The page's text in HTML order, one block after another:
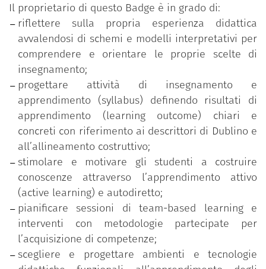
Il percorso si snoda in ambienti flipped e si sviluppa
in forma modulare attraverso seminari, lezioni e
workshop condotti in co-teaching da docenti
esperti.
Le tematiche affrontate riguardano:
Progettazione della didattica;
Costruzione di un syllabus student centered;
Metodologie e approcci di active learning;
Team based learning;
Micro-teaching e feedback tra pari;
Tecnologie e ambienti per la didattica;
Valutazione didattica;
Assessment of/for learning;
Prove oggettive e rubriche di valutazione.
Il proprietario di questo Badge è in grado di:
riflettere sulla propria esperienza didattica
avvalendosi di schemi e modelli interpretativi per
comprendere e orientare le proprie scelte di
insegnamento;
progettare attività di insegnamento e
apprendimento (syllabus) definendo risultati di
apprendimento (learning outcome) chiari e
concreti con riferimento ai descrittori di Dublino e
all’allineamento costruttivo;
stimolare e motivare gli studenti a costruire
conoscenze attraverso l’apprendimento attivo
(active learning) e autodiretto;
pianificare sessioni di team-based learning e
interventi con metodologie partecipate per
l’acquisizione di competenze;
scegliere e progettare ambienti e tecnologie